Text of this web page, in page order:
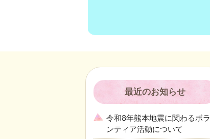
最近のお知らせ
令和8年熊本地震に関わるボラ
ンティア活動について